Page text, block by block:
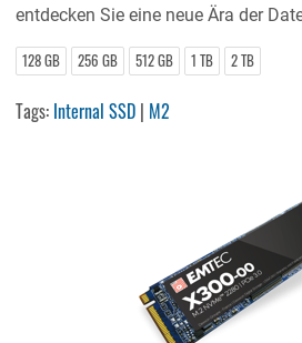
entdecken Sie eine neue Ära der
128 GB 256 GB 512 GB 1 TB 2 TB
Tags: Internal SSD | M2